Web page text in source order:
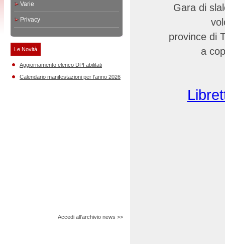
Varie
Privacy
Le Novità
Aggiornamento elenco DPI abilitati
Calendario manifestazioni per l'anno 2026
Accedi all'archivio news >>
Gara di
province di
a